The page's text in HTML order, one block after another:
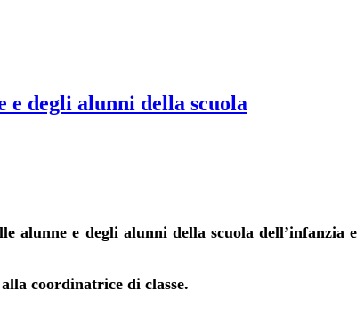
degli alunni della scuola
e degli alunni della scuola dell’infanzia e
coordinatrice di classe.